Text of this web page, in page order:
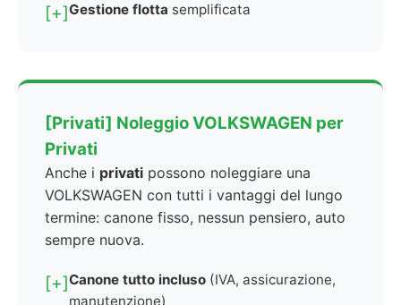
[+]Gestione flotta semplificata
[Privati] Noleggio VOLKSWAGEN per
Privati
Anche i privati possono noleggiare una
VOLKSWAGEN con tutti i vantaggi del lungo
termine: canone fisso, nessun pensiero, auto
sempre nuova.
[+]Canone tutto incluso (IVA, assicurazione,
manutenzione)